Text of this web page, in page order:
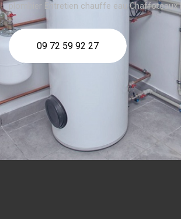
plombier Entretien chauffe eau Chaffoteaux
09 72 59 92 27